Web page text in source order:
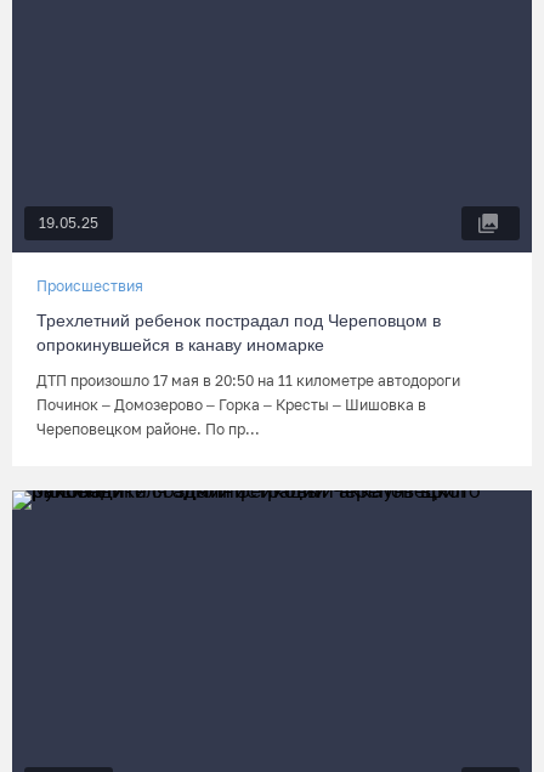
19.05.25
Происшествия
Трехлетний ребенок пострадал под Череповцом в
опрокинувшейся в канаву иномарке
ДТП произошло 17 мая в 20:50 на 11 километре автодороги
Починок – Домозерово – Горка – Кресты – Шишовка в
Череповецком районе. По пр...